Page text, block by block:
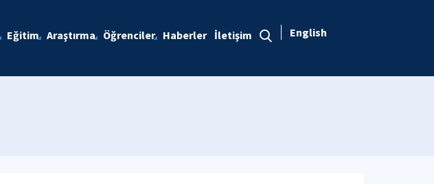
Eğitim Araştırma Öğrenciler Haberler İletişim English